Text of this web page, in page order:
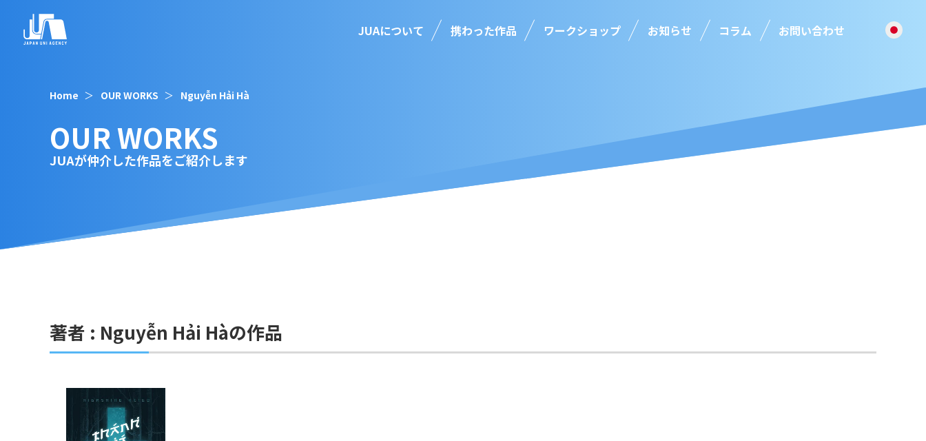
JUAについて 携わった作品 ワークショップ お知らせ コラム お問い合わせ
Home OUR WORKS Nguyễn Hải Hà
OUR WORKS
JUAが仲介した作品をご紹介します
著者 : Nguyễn Hải Hàの作品